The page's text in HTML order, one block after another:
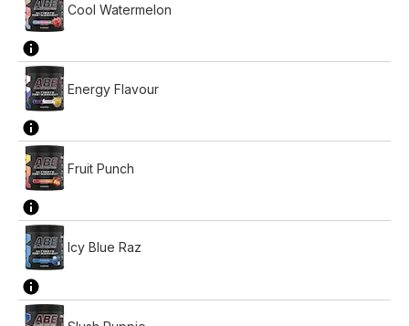
Cool Watermelon
Energy Flavour
Fruit Punch
Icy Blue Raz